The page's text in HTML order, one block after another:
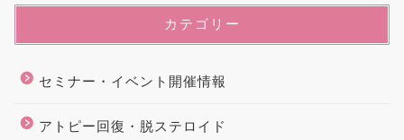
カテゴリー
セミナー・イベント開催情報
アトピー回復・脱ステロイド